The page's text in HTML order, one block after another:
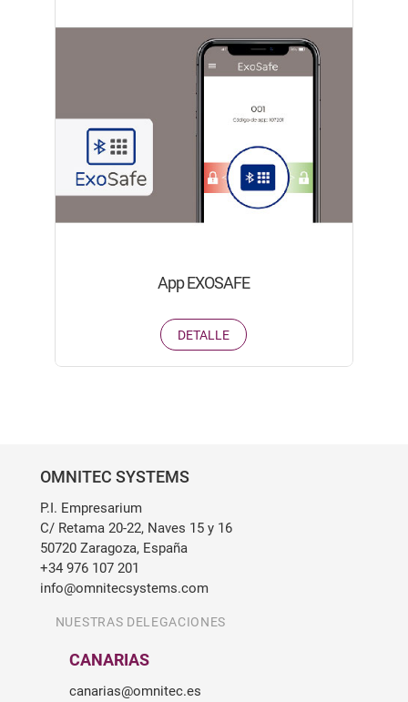
App EXOSAFE
DETALLE
OMNITEC SYSTEMS
P.I. Empresarium
C/ Retama 20-22, Naves 15 y 16
50720 Zaragoza, España
+34 976 107 201
info@omnitecsystems.com
NUESTRAS DELEGACIONES
CANARIAS
canarias@omnitec.es